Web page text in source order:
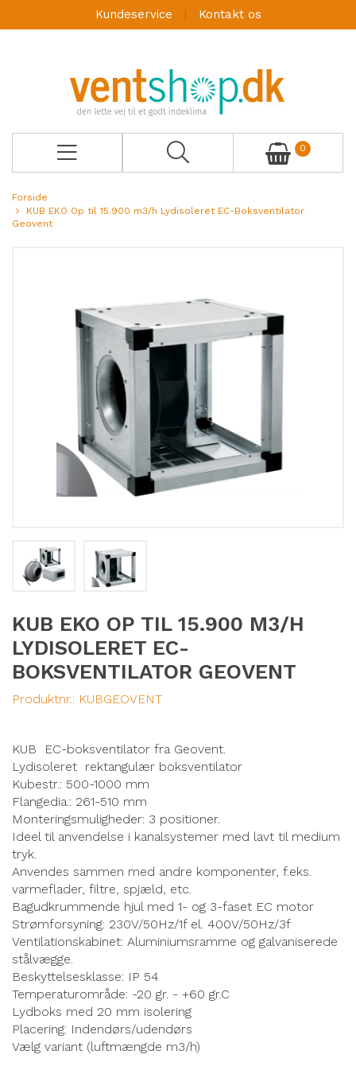
Kundeservice Kontakt os
0
Forside
KUB EKO Op til 15.900 m3/h Lydisoleret EC-Boksventilator
Geovent
KUB EKO OP TIL 15.900 M3/H
LYDISOLERET EC-
BOKSVENTILATOR GEOVENT
Produktnr.: KUBGEOVENT
KUB EC-boksventilator fra Geovent.
Lydisoleret rektangulær boksventilator
Kubestr.: 500-1000 mm
Flangedia.: 261-510 mm
Monteringsmuligheder: 3 positioner.
Ideel til anvendelse i kanalsystemer med lavt til medium
tryk.
Anvendes sammen med andre komponenter, f.eks.
varmeflader, filtre, spjæld, etc.
Bagudkrummende hjul med 1- og 3-faset EC motor
Strømforsyning: 230V/50Hz/1f el. 400V/50Hz/3f
Ventilationskabinet: Aluminiumsramme og galvaniserede
stålvægge.
Beskyttelsesklasse: IP 54
Temperaturområde: -20 gr. - +60 gr.C
Lydboks med 20 mm isolering
Placering: Indendørs/udendørs
Vælg variant (luftmængde m3/h)